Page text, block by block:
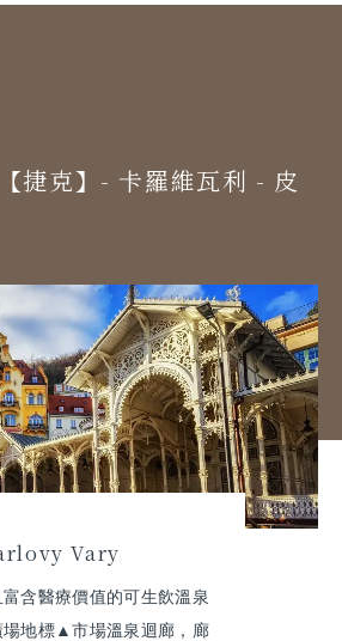
捷克】- 卡羅維瓦利 - 皮
Vary
含醫療價值的可生飲溫泉
場地標▲市場溫泉迴廊，廊